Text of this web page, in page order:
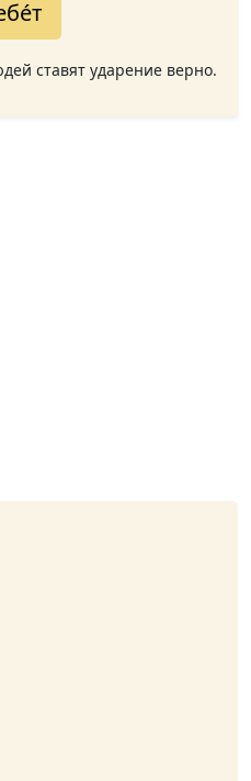
ставят ударение верно.